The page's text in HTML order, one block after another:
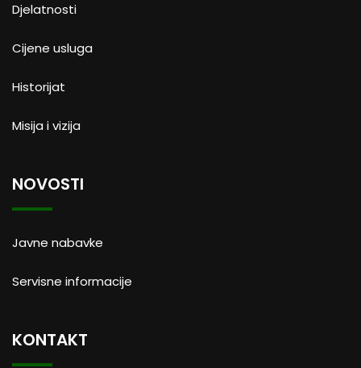
Djelatnosti
Cijene usluga
Historijat
Misija i vizija
NOVOSTI
Javne nabavke
Servisne informacije
KONTAKT